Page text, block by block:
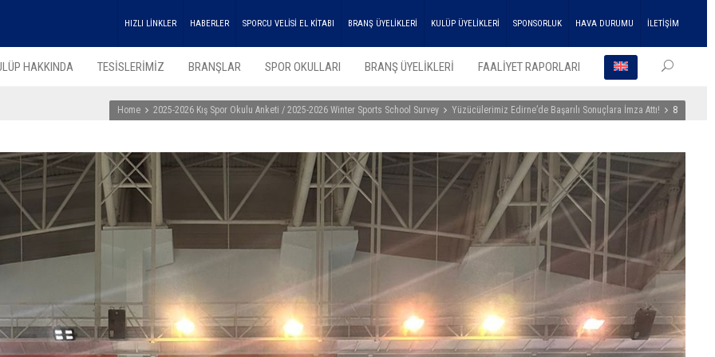
HIZLI LİNKLER HABERLER SPORCU VELİSİ EL KİTABI BRANŞ ÜYELİKLERİ KULÜP ÜYELİKLERİ SPONSORLUK HAVA DURUMU İLETİŞİM
HAKKINDA TESİSLERİMİZ BRANŞLAR SPOR OKULLARI BRANŞ ÜYELİKLERİ FAALİYET RAPORLARI
Home 2025-2026 Kış Spor Okulu Anketi / 2025-2026 Winter Sports School Survey Yüzücülerimiz Edirne’de Başarılı Sonuçlara İmza Attı! 8